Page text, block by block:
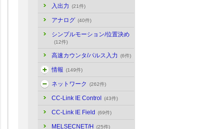
入出力 (21件)
アナログ (40件)
シンプルモーション/位置決め
(12件)
高速カウンタ/パルス入力 (6件)
情報 (149件)
ネットワーク (262件)
CC-Link IE Control (43件)
CC-Link IE Field (69件)
MELSECNET/H (25件)